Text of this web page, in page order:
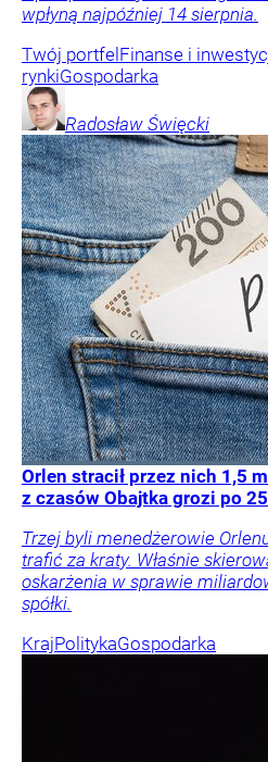
wpłyną najpóźniej 14 sierpnia.
Twój portfelFinanse i
rynkiGospodarka
Radosław Święcki
Orlen stracił przez nich 1,5
z czasów Obajtka grozi po
Trzej byli menedżerowie
trafić za kraty. Właśnie
oskarżenia w sprawie
spółki.
KrajPolitykaGospodarka